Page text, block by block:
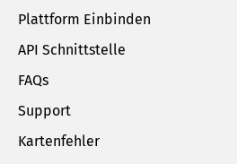
Plattform Einbinden
API Schnittstelle
FAQs
Support
Kartenfehler